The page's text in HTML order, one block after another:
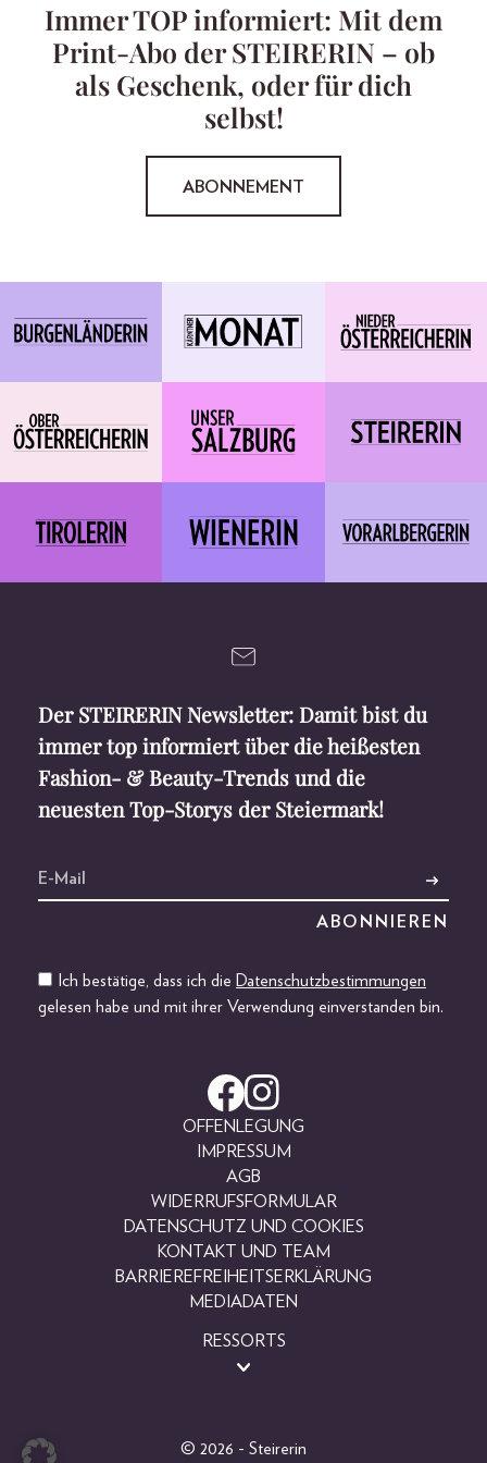
Immer TOP informiert: Mit dem
Print-Abo der STEIRERIN – ob
als Geschenk, oder für dich
selbst!
ABONNEMENT
Der STEIRERIN Newsletter: Damit bist du
immer top informiert über die heißesten
Fashion- & Beauty-Trends und die
neuesten Top-Storys der Steiermark!
Ich bestätige, dass ich die Datenschutzbestimmungen
gelesen habe und mit ihrer Verwendung einverstanden bin.
OFFENLEGUNG
IMPRESSUM
AGB
WIDERRUFSFORMULAR
DATENSCHUTZ UND COOKIES
KONTAKT UND TEAM
BARRIEREFREIHEITSERKLÄRUNG
MEDIADATEN
RESSORTS
© 2026 - Steirerin